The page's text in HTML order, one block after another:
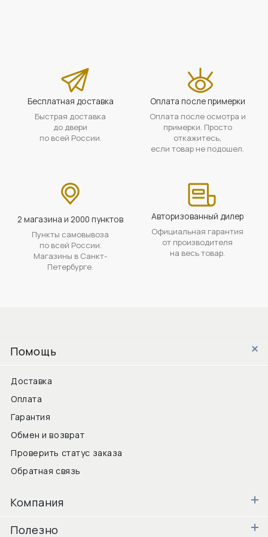
Бесплатная доставка
Быстрая доставка
до двери
по всей России.
Оплата после примерки
Оплата после осмотра и
примерки. Просто
откажитесь,
если товар не подошел.
2 магазина и 2000 пунктов
Пункты самовывоза
по всей России.
Магазины в Санкт-
Петербурге.
Авторизованный дилер
Официальная гарантия
от производителя
на весь товар.
Помощь
Доставка
Оплата
Гарантия
Обмен и возврат
Проверить статус заказа
Обратная связь
Компания
Полезно